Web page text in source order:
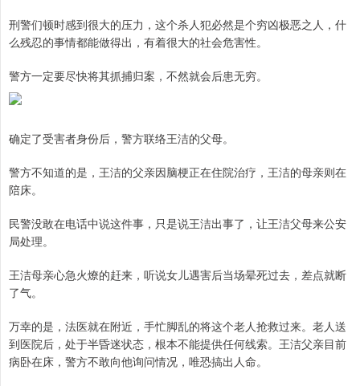
刑警们顿时感到很大的压力，这个杀人犯必然是个穷凶极恶之人，什
么残忍的事情都能做得出，有着很大的社会危害性。
警方一定要尽快将其抓捕归案，不然就会后患无穷。
确定了受害者身份后，警方联络王洁的父母。
警方不知道的是，王洁的父亲因脑梗正在住院治疗，王洁的母亲则在
陪床。
民警没敢在电话中说这件事，只是说王洁出事了，让王洁父母来公安
局处理。
王洁母亲心急火燎的赶来，听说女儿遇害后当场晕死过去，差点就断
了气。
万幸的是，法医就在附近，手忙脚乱的将这个老人抢救过来。老人送
到医院后，处于半昏迷状态，根本不能提供任何线索。王洁父亲目前
病卧在床，警方不敢向他询问情况，唯恐搞出人命。